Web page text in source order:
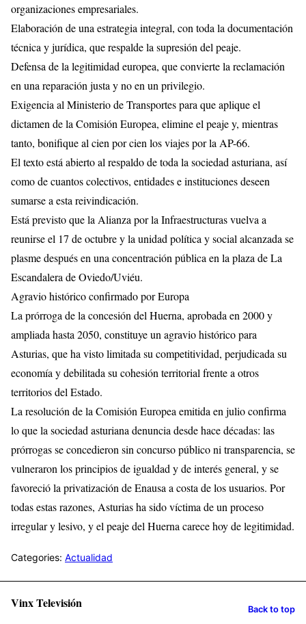
organizaciones empresariales.
Elaboración de una estrategia integral, con toda la documentación
técnica y jurídica, que respalde la supresión del peaje.
Defensa de la legitimidad europea, que convierte la reclamación
en una reparación justa y no en un privilegio.
Exigencia al Ministerio de Transportes para que aplique el
dictamen de la Comisión Europea, elimine el peaje y, mientras
tanto, bonifique al cien por cien los viajes por la AP-66.
El texto está abierto al respaldo de toda la sociedad asturiana, así
como de cuantos colectivos, entidades e instituciones deseen
sumarse a esta reivindicación.
Está previsto que la Alianza por la Infraestructuras vuelva a
reunirse el 17 de octubre y la unidad política y social alcanzada se
plasme después en una concentración pública en la plaza de La
Escandalera de Oviedo/Uviéu.
Agravio histórico confirmado por Europa
La prórroga de la concesión del Huerna, aprobada en 2000 y
ampliada hasta 2050, constituye un agravio histórico para
Asturias, que ha visto limitada su competitividad, perjudicada su
economía y debilitada su cohesión territorial frente a otros
territorios del Estado.
La resolución de la Comisión Europea emitida en julio confirma
lo que la sociedad asturiana denuncia desde hace décadas: las
prórrogas se concedieron sin concurso público ni transparencia, se
vulneraron los principios de igualdad y de interés general, y se
favoreció la privatización de Enausa a costa de los usuarios. Por
todas estas razones, Asturias ha sido víctima de un proceso
irregular y lesivo, y el peaje del Huerna carece hoy de legitimidad.
Categories: Actualidad
Vinx Televisión Back to top